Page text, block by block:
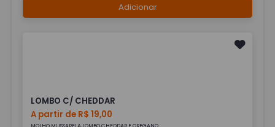
Adicionar
LOMBO C/ CHEDDAR
A partir de R$ 19,00